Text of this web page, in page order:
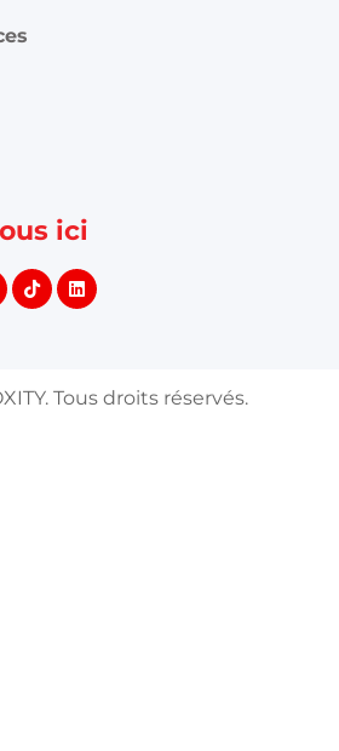
ici
Tous droits réservés.